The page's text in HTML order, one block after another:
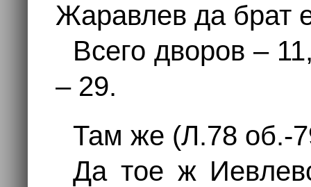
Жаравлев да брат
Всего дворов –
– 29.
Там же (Л.78 об.-
Да тое ж